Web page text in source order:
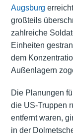
Augsburg
großteils
zahlreiche
Einheiten
dem
Außenlagern
Die Planungen
die US-Truppen
entfernt waren,
in der